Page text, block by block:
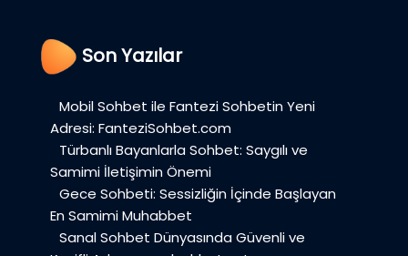
Son Yazılar
Mobil Sohbet ile Fantezi Sohbetin Yeni
Adresi: FanteziSohbet.com
Türbanlı Bayanlarla Sohbet: Saygılı ve
Samimi İletişimin Önemi
Gece Sohbeti: Sessizliğin İçinde Başlayan
En Samimi Muhabbet
Sanal Sohbet Dünyasında Güvenli ve